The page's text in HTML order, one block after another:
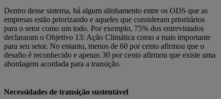
Dentro desse sistema, há algum alinhamento entre os ODS que as
empresas estão priorizando e aqueles que consideram prioritários
para o setor como um todo. Por exemplo, 75% dos entrevistados
declararam o Objetivo 13: Ação Climática como a mais importante
para seu setor. No entanto, menos de 60 por cento afirmou que o
desafio é reconhecido e apenas 30 por cento afirmou que existe uma
abordagem acordada para a transição.
Necessidades de transição sustentável